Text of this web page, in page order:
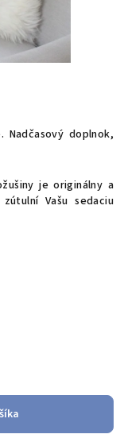
doplnok,
je originálny a
Vašu sedaciu